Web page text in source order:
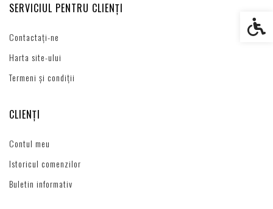
SERVICIUL PENTRU CLIENȚI
Contactați-ne
Harta site-ului
Termeni și condiții
CLIENȚI
Contul meu
Istoricul comenzilor
Buletin informativ
Setări